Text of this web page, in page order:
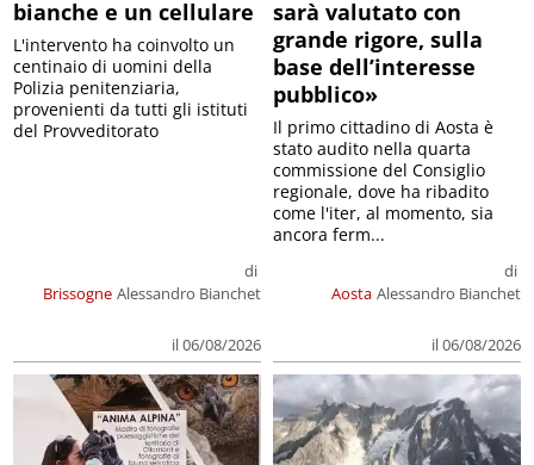
bianche e un cellulare
Brissogne
di
Alessandro Bianchet
il 06/08/2026
L'intervento ha coinvolto un
centinaio di uomini della
Polizia penitenziaria,
provenienti da tutti gli istituti
del Provveditorato
sarà valutato con
grande rigore, sulla
base dell’interesse
pubblico»
Aosta
di
Alessandro Bianchet
il 06/08/2026
Il primo cittadino di Aosta è
stato audito nella quarta
commissione del Consiglio
regionale, dove ha ribadito
come l'iter, al momento, sia
ancora ferm...